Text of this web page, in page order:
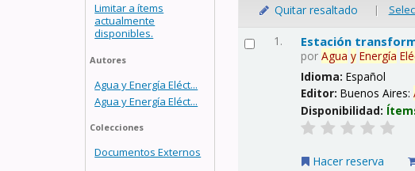
Limitar a ítems
actualmente
disponibles.
Autores
Agua y Energía Eléct...
Agua y Energía Eléct...
Colecciones
Documentos Externos
Quitar resaltado |
1. Estación
porAgua y Energía
Idioma:Español
Editor:Buenos Aires:
Disponibilidad:
Hacer reserva